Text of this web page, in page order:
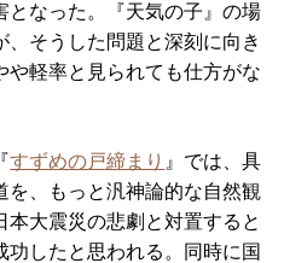
となった。『天気の子』の場
そうした問題と深刻に向き
や軽率と見られても仕方がな
すずめの戸締まり 』では、具
を、もっと汎神論的な自然観
大震災の悲劇と対置すると
功したと思われる。同時に国